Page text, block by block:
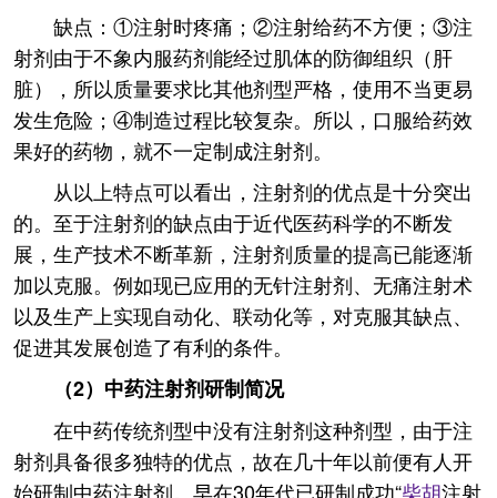
缺点：①注射时疼痛；②注射给药不方便；③注
射剂由于不象内服药剂能经过肌体的防御组织（肝
脏），所以质量要求比其他剂型严格，使用不当更易
发生危险；④制造过程比较复杂。所以，口服给药效
果好的药物，就不一定制成注射剂。
从以上特点可以看出，注射剂的优点是十分突出
的。至于注射剂的缺点由于近代医药科学的不断发
展，生产技术不断革新，注射剂质量的提高已能逐渐
加以克服。例如现已应用的无针注射剂、无痛注射术
以及生产上实现自动化、联动化等，对克服其缺点、
促进其发展创造了有利的条件。
（2）中药注射剂研制简况
在中药传统剂型中没有注射剂这种剂型，由于注
射剂具备很多独特的优点，故在几十年以前便有人开
始研制中药注射剂。早在30年代已研制成功“柴胡注射